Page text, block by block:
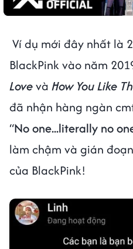
Ví dụ mới đây nhất là
BlackPink vào năm
Lovevà How You Like
đã nhận hàng ngàn
“No one...literally no
làm chậm và gián
của BlackPink!